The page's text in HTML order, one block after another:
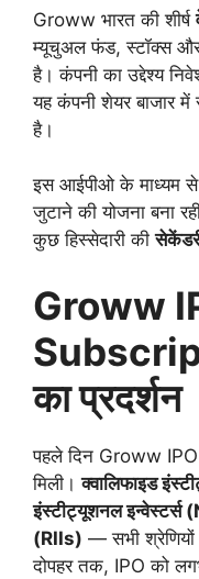
Groww भारत की शीर्ष
म्यूचुअल फंड, स्टॉक्स
है। कंपनी का उद्देश्य
यह कंपनी शेयर बाजार में
है।
इस आईपीओ के माध्यम
जुटाने की योजना बना
कुछ हिस्सेदारी की
Groww
का प्रदर्शन
पहले दिन Groww IPO
मिली।क्वालिफाइड
इंस्टीट्यूशनल इन्वेस्टर्स
(RIIs) — सभी
दोपहर तक, IPO को